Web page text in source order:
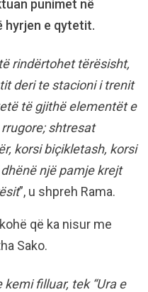
punimet në
hyrjen e qytetit.
rindërtohet tërësisht,
deri te stacioni i trenit
të gjithë elementët e
shtresat
korsi biçikletash, korsi
një pamje krejt
”, u shpreh Rama.
që ka nisur me
Sako.
filluar, tek “Ura e